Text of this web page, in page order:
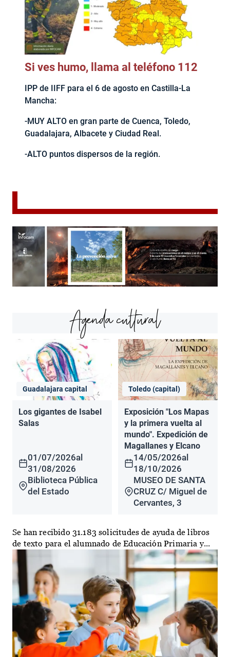
Si ves humo, llama al teléfono 112
IPP de IIFF para el 6 de agosto en Castilla-La
Mancha:
-MUY ALTO en gran parte de Cuenca, Toledo,
Guadalajara, Albacete y Ciudad Real.
-ALTO puntos dispersos de la región.
Agenda cultural
Guadalajara capital
Los gigantes de Isabel
Salas
01/07/2026al
31/08/2026
Biblioteca Pública
del Estado
Toledo (capital)
Exposición "Los Mapas
y la primera vuelta al
mundo". Expedición de
Magallanes y Elcano
14/05/2026al
18/10/2026
MUSEO DE SANTA
CRUZ C/ Miguel de
Cervantes, 3
Se han recibido 31.183 solicitudes de ayuda de libros
de texto para el alumnado de Educación Primaria y...